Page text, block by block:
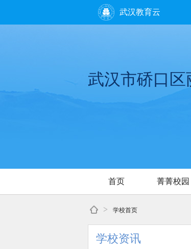
武汉教育云
武汉市硚口
首页 菁菁校园
> 学校首页
学校资讯